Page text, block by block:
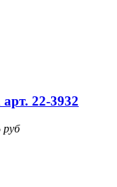
22-3932
руб